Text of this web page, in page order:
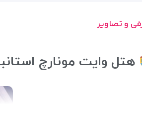
و تصاویر
هتل وایت مونارچ